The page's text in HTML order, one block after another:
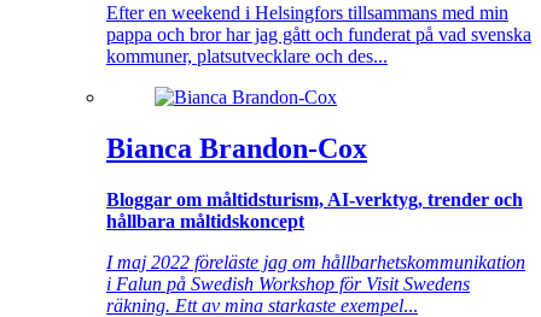
Efter en weekend i Helsingfors tillsammans med min
pappa och bror har jag gått och funderat på vad svenska
kommuner, platsutvecklare och des...
Bianca Brandon-Cox
Bloggar om måltidsturism, AI-verktyg, trender och
hållbara måltidskoncept
I maj 2022 föreläste jag om hållbarhetskommunikation
i Falun på Swedish Workshop för Visit Swedens
räkning. Ett av mina starkaste exempel...